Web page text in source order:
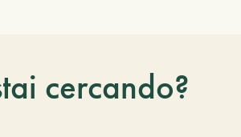
cercando?